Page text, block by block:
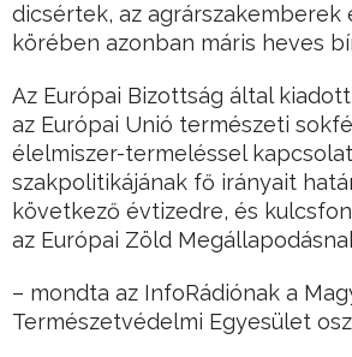
dicsértek, az agrárszakemberek
körében azonban máris heves
Az Európai Bizottság által
az Európai Unió természeti
élelmiszer-termeléssel
szakpolitikájának fő irányait
következő évtizedre, és
az Európai Zöld
– mondta az InfoRádiónak a
Természetvédelmi Egyesület